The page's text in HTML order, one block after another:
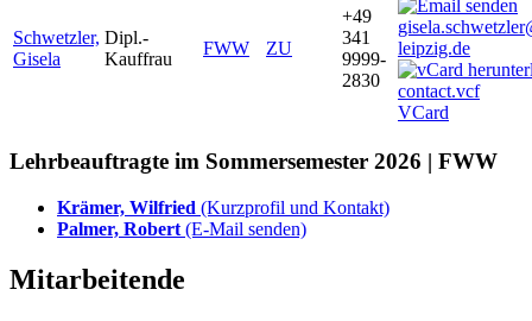
Schwetzler,
Gisela
Dipl.-
Kauffrau
FWW ZU
+49
341
9999-
2830
leipzig.de
VCard
Lehrbeauftragte im Sommersemester 2026 | FWW
Krämer, Wilfried (Kurzprofil und Kontakt)
Palmer, Robert (E-Mail senden)
Mitarbeitende